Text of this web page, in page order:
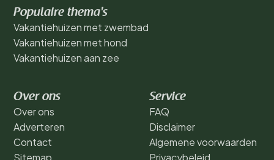
Populaire thema's
Vakantiehuizen met zwembad
Vakantiehuizen met hond
Vakantiehuizen aan zee
Over ons
Over ons
Adverteren
Contact
Sitemap
Service
FAQ
Disclaimer
Algemene voorwaarden
Privacybeleid